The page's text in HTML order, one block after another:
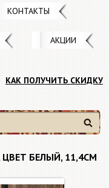
КОНТАКТЫ
АКЦИИ
КАК ПОЛУЧИТЬ СКИДКУ
Найти
БЕЛЫЙ, 11,4СМ